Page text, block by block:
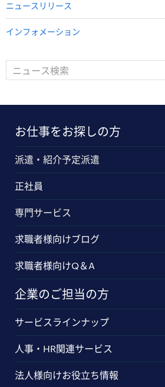
ニュースリリース
インフォメーション
お仕事をお探しの方
派遣・紹介予定派遣
正社員
専門サービス
求職者様向けブログ
求職者様向けQ＆A
企業のご担当の方
サービスラインナップ
人事・HR関連サービス
法人様向けお役立ち情報